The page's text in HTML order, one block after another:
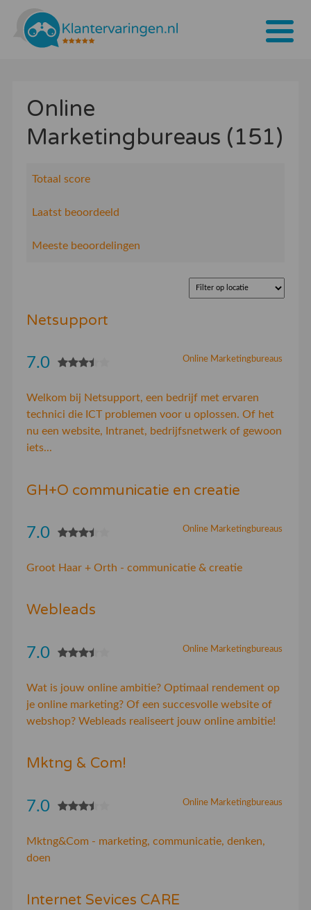
Tarieven
Bedrijven
Online
Marketingbureaus (151)
Totaal score
Laatst beoordeeld
Meeste beoordelingen
Netsupport
Online Marketingbureaus
7.0
Welkom bij Netsupport, een bedrijf met ervaren
technici die ICT problemen voor u oplossen. Of het
nu een website, Intranet, bedrijfsnetwerk of gewoon
iets...
GH+O communicatie en creatie
Online Marketingbureaus
7.0
Groot Haar + Orth - communicatie & creatie
Webleads
Online Marketingbureaus
7.0
Wat is jouw online ambitie? Optimaal rendement op
je online marketing? Of een succesvolle website of
webshop? Webleads realiseert jouw online ambitie!
Mktng & Com!
Online Marketingbureaus
7.0
Mktng&Com - marketing, communicatie, denken,
doen
Internet Sevices CARE